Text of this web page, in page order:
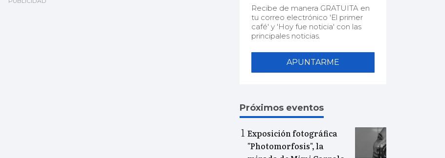
Recibe de manera GRATUITA en
tu correo electrónico 'El primer
café' y 'Hoy fue noticia' con las
principales noticias.
APUNTARME
Próximos eventos
Exposición fotográfica
"Photomorfosis", la